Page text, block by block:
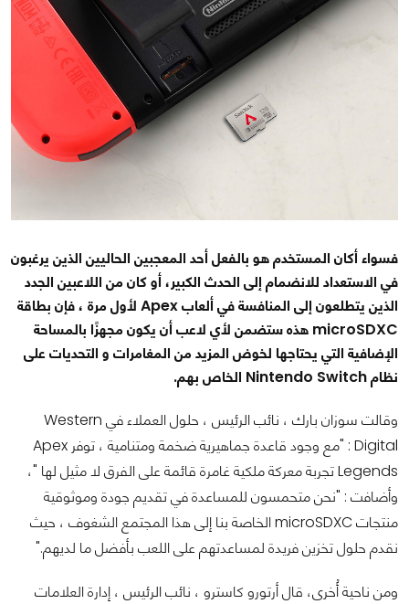
فسواء أكان المستخدم هو بالفعل أحد المعجبين الحاليين الذين يرغبون
في الاستعداد للانضمام إلى الحدث الكبير، أو كان من اللاعبين الجدد
الذين يتطلعون إلى المنافسة في ألعاب Apex لأول مرة ، فإن بطاقة
microSDXC هذه ستضمن لأي لاعب أن يكون مجهزًا بالمساحة
الإضافية التي يحتاجها لخوض المزيد من المغامرات و التحديات على
نظام Nintendo Switch الخاص بهم.
وقالت سوزان بارك ، نائب الرئيس ، حلول العملاء في Western
Digital : "مع وجود قاعدة جماهيرية ضخمة ومتنامية ، توفر Apex
Legends تجربة معركة ملكية غامرة قائمة على الفرق لا مثيل لها "،
وأضافت : "نحن متحمسون للمساعدة في تقديم جودة وموثوقية
منتجات microSDXC الخاصة بنا إلى هذا المجتمع الشغوف ، حيث
نقدم حلول تخزين فريدة لمساعدتهم على اللعب بأفضل ما لديهم."
ومن ناحية أُخرى، قال أرتورو كاسترو ، نائب الرئيس ، إدارة العلامات